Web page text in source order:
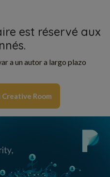
est réservé aux
a un autor a largo plazo
Room